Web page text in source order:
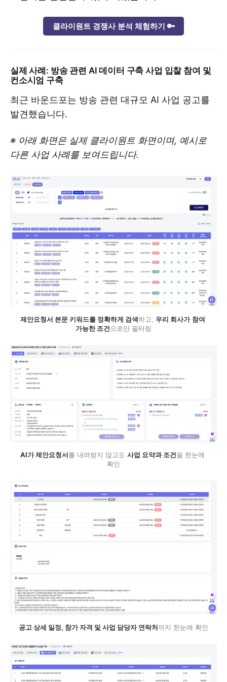
클라이원트 경쟁사 분석 체험하기 🔑
실제 사례: 방송 관련 AI 데이터 구축 사업 입찰 참여 및
컨소시엄 구축
최근 바운드포는 방송 관련 대규모 AI 사업 공고를
발견했습니다.
※ 아래 화면은 실제 클라이원트 화면이며, 예시로
다른 사업 사례를 보여드립니다.
제안요청서 본문 키워드를 정확하게 검색하고, 우리 회사가 참여
가능한 조건으로만 필터링
AI가 제안요청서를 내려받지 않고도 사업 요약과 조건을 한눈에
확인
공고 상세 일정, 참가 자격 및 사업 담당자 연락처까지 한눈에 확인